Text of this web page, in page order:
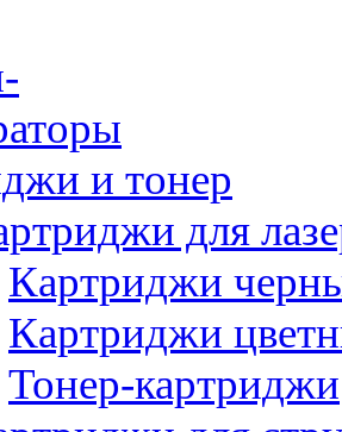
и тонер
для
Картриджи
Картриджи
Тонер-картриджи